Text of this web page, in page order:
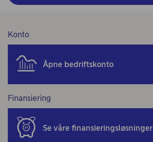
Konto
Åpne bedriftskonto
Finansiering
Se våre finansieringsløsninger